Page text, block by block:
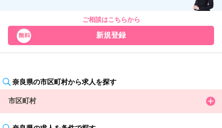
ご相談はこちらから
新規登録
奈良県の市区町村から求人を探す
市区町村